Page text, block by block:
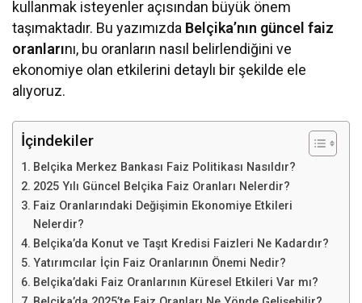
kullanmak isteyenler açısından büyük önem
taşımaktadır. Bu yazımızda Belçika’nın güncel faiz
oranlarını, bu oranların nasıl belirlendiğini ve
ekonomiye olan etkilerini detaylı bir şekilde ele
alıyoruz.
İçindekiler
Belçika Merkez Bankası Faiz Politikası Nasıldır?
2025 Yılı Güncel Belçika Faiz Oranları Nelerdir?
Faiz Oranlarındaki Değişimin Ekonomiye Etkileri
Nelerdir?
Belçika’da Konut ve Taşıt Kredisi Faizleri Ne Kadardır?
Yatırımcılar İçin Faiz Oranlarının Önemi Nedir?
Belçika’daki Faiz Oranlarının Küresel Etkileri Var mı?